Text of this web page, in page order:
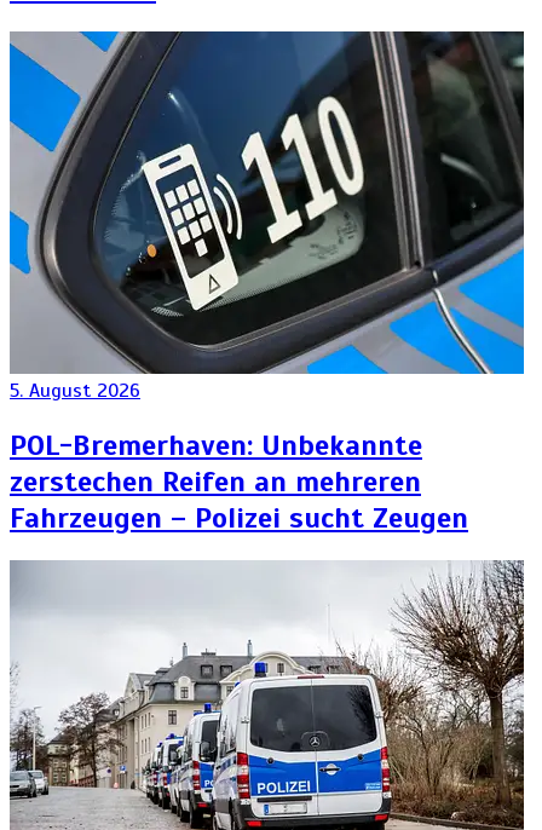
5. August 2026
POL-Bremerhaven: Unbekannte
zerstechen Reifen an mehreren
Fahrzeugen – Polizei sucht Zeugen